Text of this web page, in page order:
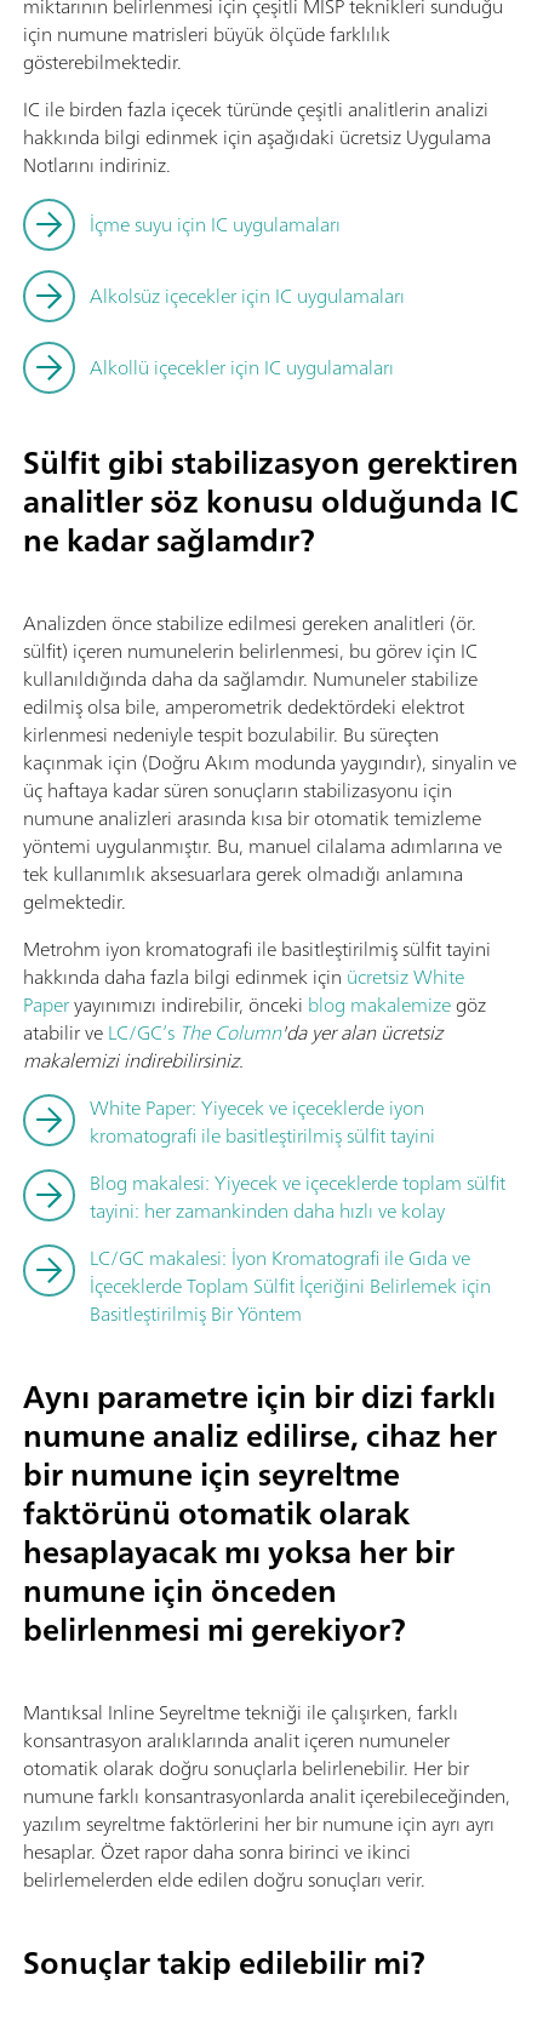
için numune matrisleri büyük ölçüde farklılık
gösterebilmektedir.
IC ile birden fazla içecek türünde çeşitli analitlerin analizi
hakkında bilgi edinmek için aşağıdaki ücretsiz Uygulama
Notlarını indiriniz.
İçme suyu için IC uygulamaları
Alkolsüz içecekler için IC uygulamaları
Alkollü içecekler için IC uygulamaları
Sülfit gibi stabilizasyon gerektiren
analitler söz konusu olduğunda IC
ne kadar sağlamdır?
Analizden önce stabilize edilmesi gereken analitleri (ör.
sülfit) içeren numunelerin belirlenmesi, bu görev için IC
kullanıldığında daha da sağlamdır. Numuneler stabilize
edilmiş olsa bile, amperometrik dedektördeki elektrot
kirlenmesi nedeniyle tespit bozulabilir. Bu süreçten
kaçınmak için (Doğru Akım modunda yaygındır), sinyalin ve
üç haftaya kadar süren sonuçların stabilizasyonu için
numune analizleri arasında kısa bir otomatik temizleme
yöntemi uygulanmıştır. Bu, manuel cilalama adımlarına ve
tek kullanımlık aksesuarlara gerek olmadığı anlamına
gelmektedir.
Metrohm iyon kromatografi ile basitleştirilmiş sülfit tayini
hakkında daha fazla bilgi edinmek için ücretsiz White
Paperyayınımızı indirebilir, önceki blog makalemizegöz
atabilir veLC/GC’s The Column'da yer alan ücretsiz
makalemizi indirebilirsiniz.
White Paper: Yiyecek ve içeceklerde iyon
kromatografi ile basitleştirilmiş sülfit tayini
Blog makalesi: Yiyecek ve içeceklerde toplam sülfit
tayini: her zamankinden daha hızlı ve kolay
LC/GC makalesi: İyon Kromatografi ile Gıda ve
İçeceklerde Toplam Sülfit İçeriğini Belirlemek için
Basitleştirilmiş Bir Yöntem
Aynı parametre için bir dizi farklı
numune analiz edilirse, cihaz her
bir numune için seyreltme
faktörünü otomatik olarak
hesaplayacak mı yoksa her bir
numune için önceden
belirlenmesi mi gerekiyor?
Mantıksal Inline Seyreltme tekniği ile çalışırken, farklı
konsantrasyon aralıklarında analit içeren numuneler
otomatik olarak doğru sonuçlarla belirlenebilir. Her bir
numune farklı konsantrasyonlarda analit içerebileceğinden,
yazılım seyreltme faktörlerini her bir numune için ayrı ayrı
hesaplar. Özet rapor daha sonra birinci ve ikinci
belirlemelerden elde edilen doğru sonuçları verir.
Sonuçlar takip edilebilir mi?